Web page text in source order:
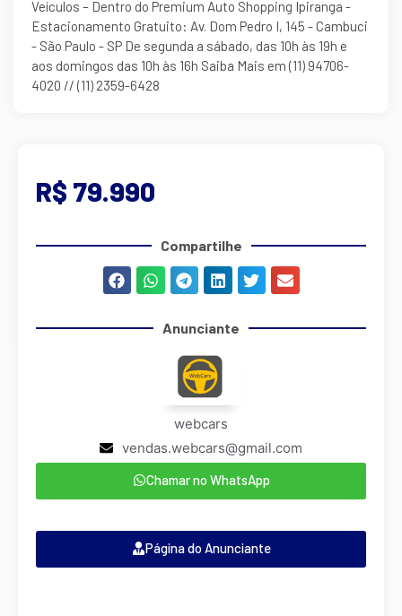
Veículos – Dentro do Premium Auto Shopping Ipiranga -
Estacionamento Gratuito: Av. Dom Pedro I, 145 - Cambuci
- São Paulo - SP De segunda a sábado, das 10h às 19h e
aos domingos das 10h às 16h Saiba Mais em (11) 94706-
4020 // (11) 2359-6428
R$ 79.990
Compartilhe
Anunciante
webcars
vendas.webcars@gmail.com
Chamar no WhatsApp
Página do Anunciante